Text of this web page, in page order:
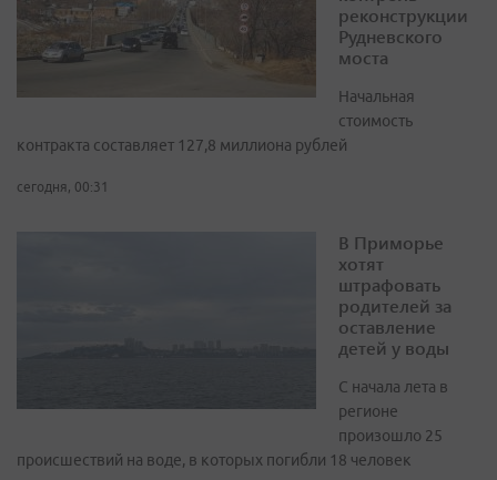
реконструкции
Рудневского
моста
Начальная
стоимость
контракта составляет 127,8 миллиона рублей
сегодня, 00:31
В Приморье
хотят
штрафовать
родителей за
оставление
детей у воды
С начала лета в
регионе
произошло 25
происшествий на воде, в которых погибли 18 человек